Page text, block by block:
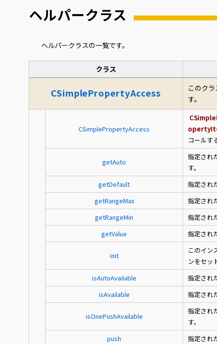
ヘルパークラス
ヘルパークラスの一覧です。
クラス
CSimplePropertyAccess
このク
す。
CSimplePropertyAccess
コールす
getAuto
指定され
す。
getDefault
指定され
getRangeMax
指定され
getRangeMin
指定され
getValue
指定され
init
このイン
ンをセッ
isAutoAvailable
指定され
isAvailable
指定され
isOnePushAvailable
指定され
す。
push
指定され